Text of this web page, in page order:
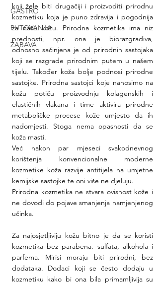
GASTRO
PUTOVANJA
ZABAVA
koji žele biti drugačiji i proizvoditi prirodnu
kozmetiku koja je puno zdravija i pogodnija
za našu kožu. Prirodna kozmetika ima niz
prednosti, npr. ona je biorazgradiva,
odnosno sačinjena je od prirodnih sastojaka
koji se razgrade prirodnim putem u našem
tijelu. Također koža bolje podnosi prirodne
sastojke. Prirodna sastojci koje nanosimo na
kožu potiču proizvodnju kolagenskih i
elastičnih vlakana i time aktivira prirodne
metaboličke procese kože umjesto da ih
nadomjesti. Stoga nema opasnosti da se
koža masti.
Već nakon par mjeseci svakodnevnog
korištenja konvencionalne moderne
kozmetike koža razvije antitijela na umjetne
kemijske sastojke te oni više ne djeluju.
Prirodna kozmetika ne stvara ovisnost kože i
ne dovodi do pojave smanjenja namjenjenog
učinka.
Za najosjetljiviju kožu bitno je da se koristi
kozmetika bez parabena. sulfata, alkohola i
parfema. Mirisi moraju biti prirodni, bez
dodataka. Dodaci koji se često dodaju u
kozmetiku kako bi ona bila primamljivija su